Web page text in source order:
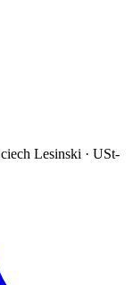
Lesinski · USt-